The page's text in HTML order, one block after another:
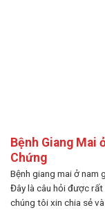
Bệnh Giang Mai
Chứng
Bệnh giang mai ở nam
Đây là câu hỏi được
chúng tôi xin chia sẻ và